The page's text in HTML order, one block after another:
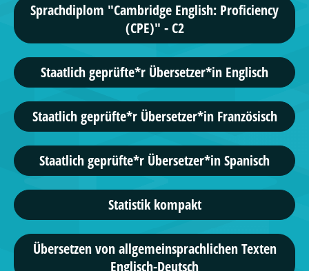
Sprachdiplom "Cambridge English: Proficiency
(CPE)" - C2
Staatlich geprüfte*r Übersetzer*in Englisch
Staatlich geprüfte*r Übersetzer*in Französisch
Staatlich geprüfte*r Übersetzer*in Spanisch
Statistik kompakt
Übersetzen von allgemeinsprachlichen Texten
Englisch-Deutsch